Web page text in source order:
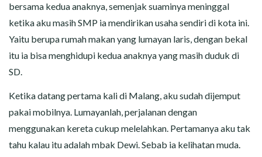
bersama kedua anaknya, semenjak suaminya meninggal
ketika aku masih SMP ia mendirikan usaha sendiri di kota ini.
Yaitu berupa rumah makan yang lumayan laris, dengan bekal
itu ia bisa menghidupi kedua anaknya yang masih duduk di
SD.
Ketika datang pertama kali di Malang, aku sudah dijemput
pakai mobilnya. Lumayanlah, perjalanan dengan
menggunakan kereta cukup melelahkan. Pertamanya aku tak
tahu kalau itu adalah mbak Dewi. Sebab ia kelihatan muda.